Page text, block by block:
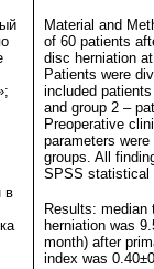
в
Material and
of 60 patients
disc herniation
Patients were
included
and group 2 –
Preoperative
parameters
groups. All
SPSS statistical
Results:
herniation was
month) after
index was